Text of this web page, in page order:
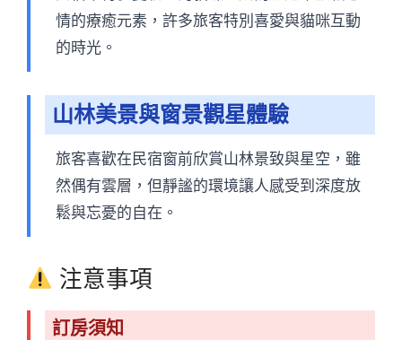
情的療癒元素，許多旅客特別喜愛與貓咪互動
的時光。
山林美景與窗景觀星體驗
旅客喜歡在民宿窗前欣賞山林景致與星空，雖
然偶有雲層，但靜謐的環境讓人感受到深度放
鬆與忘憂的自在。
注意事項
訂房須知